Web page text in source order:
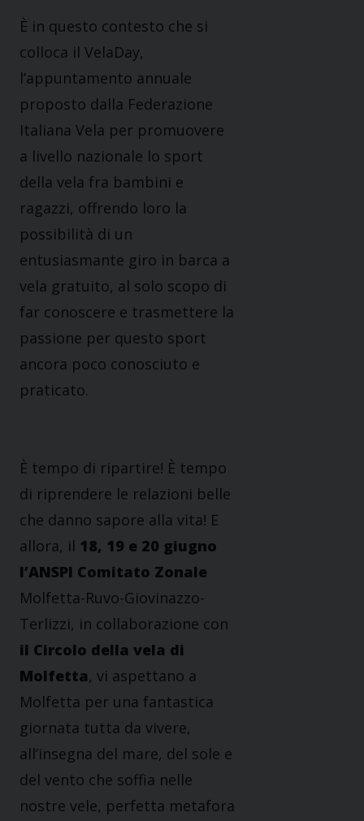
È in questo contesto che si
colloca il VelaDay,
l’appuntamento annuale
proposto dalla Federazione
Italiana Vela per promuovere
a livello nazionale lo sport
della vela fra bambini e
ragazzi, offrendo loro la
possibilità di un
entusiasmante giro in barca a
vela gratuito, al solo scopo di
far conoscere e trasmettere la
passione per questo sport
ancora poco conosciuto e
praticato.
È tempo di ripartire! È tempo
di riprendere le relazioni belle
che danno sapore alla vita! E
allora, il 18, 19 e 20 giugno
l’ANSPI Comitato Zonale
Molfetta-Ruvo-Giovinazzo-
Terlizzi, in collaborazione con
il Circolo della vela di
Molfetta, vi aspettano a
Molfetta per una fantastica
giornata tutta da vivere,
all’insegna del mare, del sole e
del vento che soffia nelle
nostre vele, perfetta metafora